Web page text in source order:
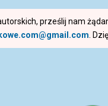
prześlij nam
.